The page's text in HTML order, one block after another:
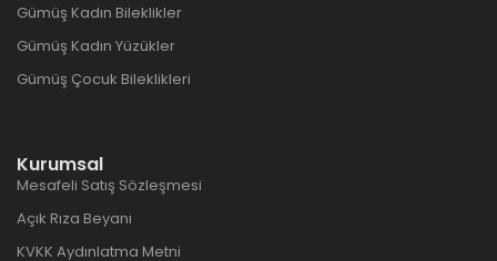
Gümüş Kadın Bileklikler
Gümüş Kadın Yüzükler
Gümüş Çocuk Bileklikleri
Kurumsal
Mesafeli Satış Sözleşmesi
Açık Rıza Beyanı
KVKK Aydınlatma Metni